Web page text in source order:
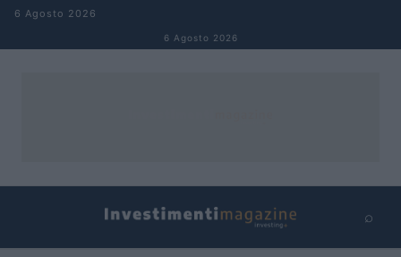
Salta al contenuto
6 Agosto 2026
6 Agosto 2026
⌕